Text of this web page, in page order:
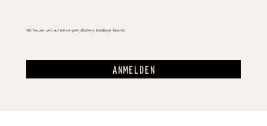
Wir freuen uns auf einen gemütlichen, kreativen Abend.
ANMELDEN